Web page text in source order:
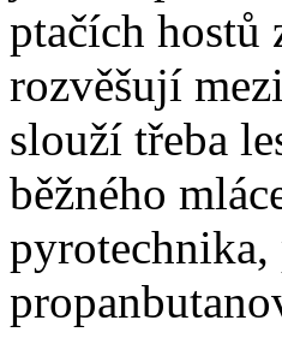
ptačích hostů
rozvěšují
slouží třeba
běžného
pyrotechnika,